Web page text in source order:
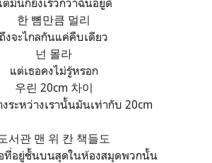
한 뼘만큼 멀리
ถึงจะไกลกันแค่คืบเดียว
넌 몰라
แต่เธอคงไม่รู้หรอก
우린 20cm 차이
งระหว่างเรานั้นมันเท่ากับ 20cm
도서관 맨 위 칸 책들도
ที่อยู่ชั้นบนสุดในห้องสมุดพวกนั้น